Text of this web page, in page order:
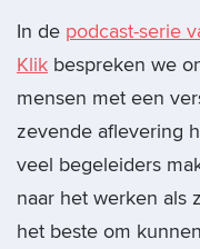
In de podcast-serie
Klik bespreken we
mensen met een
zevende aflevering
veel begeleiders
naar het werken als
het beste om